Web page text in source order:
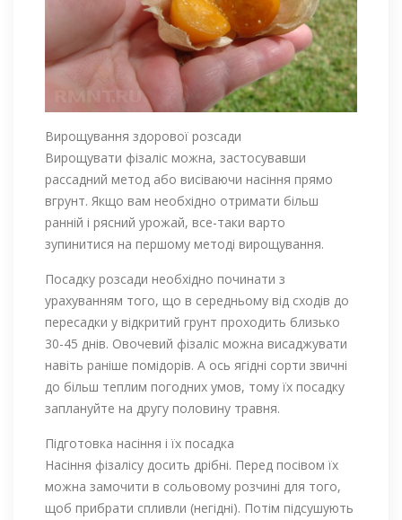
Вирощування здорової розсади
Вирощувати фізаліс можна, застосувавши
рассадний метод або висіваючи насіння прямо
вгрунт. Якщо вам необхідно отримати більш
ранній і рясний урожай, все-таки варто
зупинитися на першому методі вирощування.
Посадку розсади необхідно починати з
урахуванням того, що в середньому від сходів до
пересадки у відкритий грунт проходить близько
30-45 днів. Овочевий фізаліс можна висаджувати
навіть раніше помідорів. А ось ягідні сорти звичні
до більш теплим погодних умов, тому їх посадку
заплануйте на другу половину травня.
Підготовка насіння і їх посадка
Насіння фізалісу досить дрібні. Перед посівом їх
можна замочити в сольовому розчині для того,
щоб прибрати спливли (негідні). Потім підсушують